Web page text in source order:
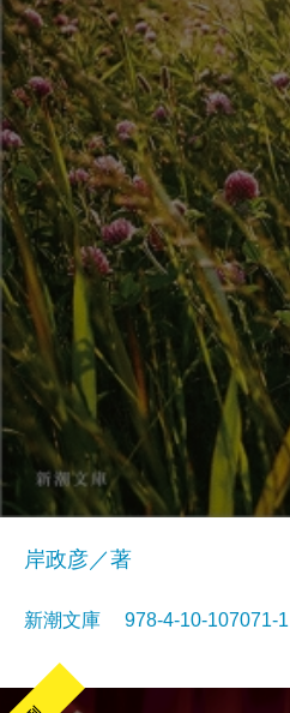
岸政彦／著
新潮文庫 978-4-10-